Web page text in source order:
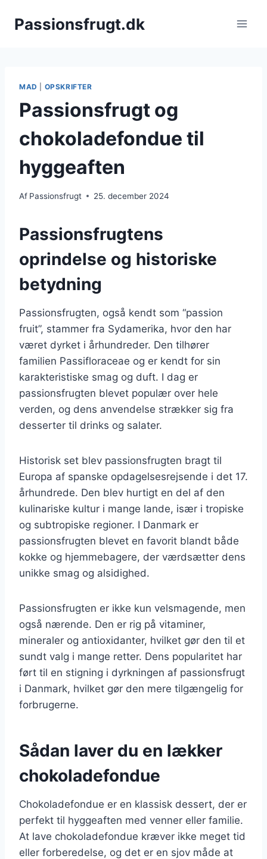
Passionsfrugt.dk
MAD OPSKRIFTER
Passionsfrugt og
chokoladefondue til
hyggeaften
Af Passionsfrugt 25. december 2024
Passionsfrugtens
oprindelse og historiske
betydning
Passionsfrugten, også kendt som “passion
fruit”, stammer fra Sydamerika, hvor den har
været dyrket i århundreder. Den tilhører
familien Passifloraceae og er kendt for sin
karakteristiske smag og duft. I dag er
passionsfrugten blevet populær over hele
verden, og dens anvendelse strækker sig fra
desserter til drinks og salater.
Historisk set blev passionsfrugten bragt til
Europa af spanske opdagelsesrejsende i det 17.
århundrede. Den blev hurtigt en del af den
kulinariske kultur i mange lande, især i tropiske
og subtropiske regioner. I Danmark er
passionsfrugten blevet en favorit blandt både
kokke og hjemmebagere, der værdsætter dens
unikke smag og alsidighed.
Passionsfrugten er ikke kun velsmagende, men
også nærende. Den er rig på vitaminer,
mineraler og antioxidanter, hvilket gør den til et
sundt valg i mange retter. Dens popularitet har
ført til en stigning i dyrkningen af passionsfrugt
i Danmark, hvilket gør den mere tilgængelig for
forbrugerne.
Sådan laver du en lækker
chokoladefondue
Chokoladefondue er en klassisk dessert, der er
perfekt til hyggeaften med venner eller familie.
At lave chokoladefondue kræver ikke meget tid
eller forberedelse, og det er en sjov måde at